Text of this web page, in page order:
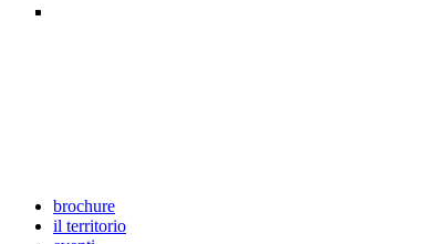
brochure
il territorio